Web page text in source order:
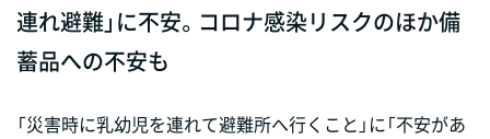
連れ避難」に不安。コロナ感染リスクのほか備
蓄品への不安も
「災害時に乳幼児を連れて避難所へ行くこと」に「不安があ